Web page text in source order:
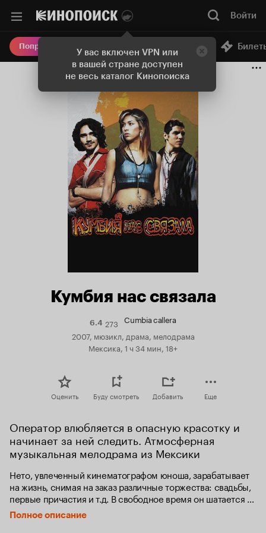
У вас включен VPN или
в вашей стране доступен
не весь каталог Кинопоиска
Войти
Попробовать Плюс Онлайн-кинотеатр
Кумбия нас связала
6.4Рейтинг
273 Cumbia callera
2007, мюзикл, драма, мелодрама
Мексика, 1 ч 34 мин, 18+
Оценить Буду смотреть Добавить Еще
Оператор влюбляется в опасную красотку и
начинает за ней следить. Атмосферная
музыкальная мелодрама из Мексики
Нето, увлеченный кинематографом юноша, зарабатывает
на жизнь, снимая на заказ различные торжества: свадьбы,
первые причастия и т.д. В свободное время он шатается
по улицам Монтеррея, не расставаясь со своей камерой и
снимая прохожих.
Полное описание